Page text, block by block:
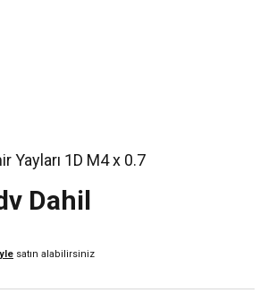
Yayları 1D M4 x 0.7
Dahil
satın alabilirsiniz